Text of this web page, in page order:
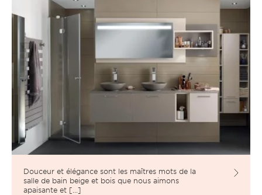
Douceur et élégance sont les maîtres mots de la
salle de bain beige et bois que nous aimons
apaisante et [...]